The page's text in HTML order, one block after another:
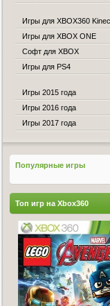
Игры для XBOX360
Игры для XBOX ONE
Софт для XBOX
Игры для PS4
Игры 2015 года
Игры 2016 года
Игры 2017 года
Популярные игры
Топ игр на Xbox360